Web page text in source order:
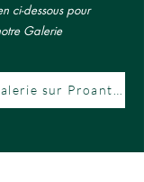
ci-dessous pour
Galerie